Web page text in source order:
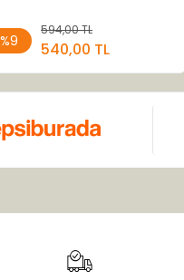
%9
594,00 TL
540,00 TL
Sepete Ekle